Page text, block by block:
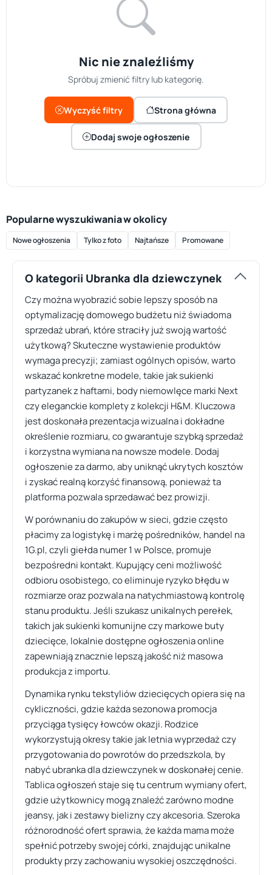
Nic nie znaleźliśmy
Spróbuj zmienić filtry lub kategorię.
Wyczyść filtry Strona główna
Dodaj swoje ogłoszenie
Popularne wyszukiwania w okolicy
Nowe ogłoszenia Tylko z foto Najtańsze Promowane
O kategorii Ubranka dla dziewczynek
Czy można wyobrazić sobie lepszy sposób na
optymalizację domowego budżetu niż świadoma
sprzedaż ubrań, które straciły już swoją wartość
użytkową? Skuteczne wystawienie produktów
wymaga precyzji; zamiast ogólnych opisów, warto
wskazać konkretne modele, takie jak sukienki
partyzanek z haftami, body niemowlęce marki Next
czy eleganckie komplety z kolekcji H&M. Kluczowa
jest doskonała prezentacja wizualna i dokładne
określenie rozmiaru, co gwarantuje szybką sprzedaż
i korzystna wymiana na nowsze modele. Dodaj
ogłoszenie za darmo, aby uniknąć ukrytych kosztów
i zyskać realną korzyść finansową, ponieważ ta
platforma pozwala sprzedawać bez prowizji.
W porównaniu do zakupów w sieci, gdzie często
płacimy za logistykę i marżę pośredników, handel na
1G.pl, czyli giełda numer 1 w Polsce, promuje
bezpośredni kontakt. Kupujący ceni możliwość
odbioru osobistego, co eliminuje ryzyko błędu w
rozmiarze oraz pozwala na natychmiastową kontrolę
stanu produktu. Jeśli szukasz unikalnych perełek,
takich jak sukienki komunijne czy markowe buty
dziecięce, lokalnie dostępne ogłoszenia online
zapewniają znacznie lepszą jakość niż masowa
produkcja z importu.
Dynamika rynku tekstyliów dziecięcych opiera się na
cykliczności, gdzie każda sezonowa promocja
przyciąga tysięcy łowców okazji. Rodzice
wykorzystują okresy takie jak letnia wyprzedaż czy
przygotowania do powrotów do przedszkola, by
nabyć ubranka dla dziewczynek w doskonałej cenie.
Tablica ogłoszeń staje się tu centrum wymiany ofert,
gdzie użytkownicy mogą znaleźć zarówno modne
jeansy, jak i zestawy bielizny czy akcesoria. Szeroka
różnorodność ofert sprawia, że każda mama może
spełnić potrzeby swojej córki, znajdując unikalne
produkty przy zachowaniu wysokiej oszczędności.